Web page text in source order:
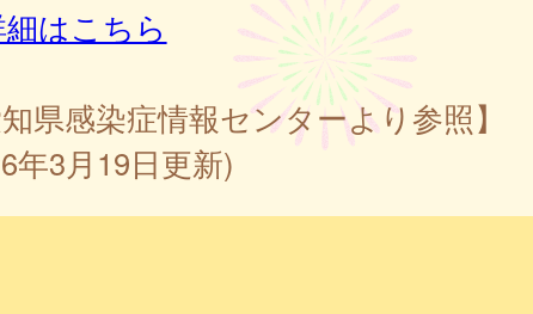
はこちら
県感染症情報センターより参照】
年3月19日更新)